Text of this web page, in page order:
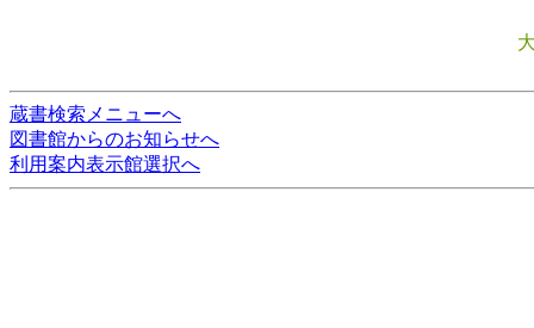
蔵書検索メニューへ
図書館からのお知らせへ
利用案内表示館選択へ